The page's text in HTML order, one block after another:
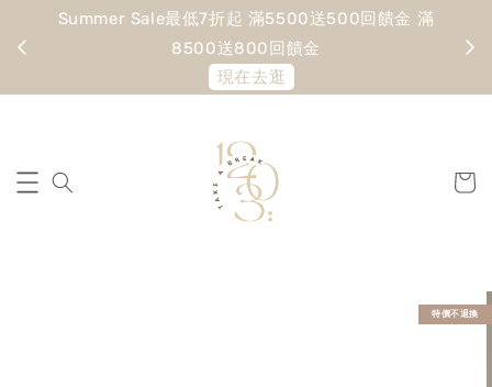
Summer Sale最低7折起 滿5500送500回饋金 滿
8500送800回饋金
現在去逛
特價不退換